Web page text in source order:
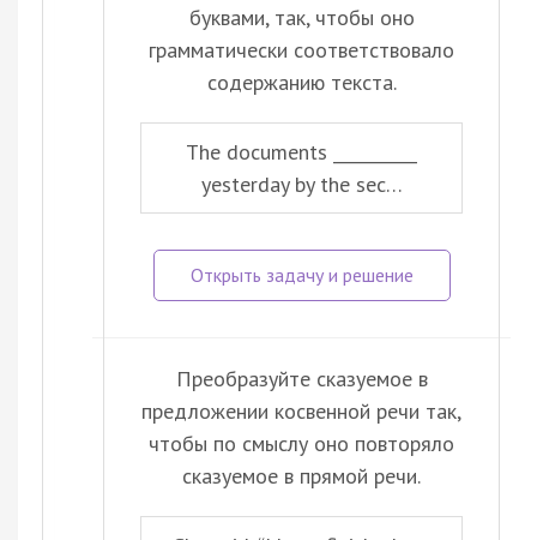
буквами, так, чтобы оно
грамматически соответствовало
содержанию текста.
The documents __________
yesterday by the sec…
Преобразуйте сказуемое в
предложении косвенной речи так,
чтобы по смыслу оно повторяло
сказуемое в прямой речи.